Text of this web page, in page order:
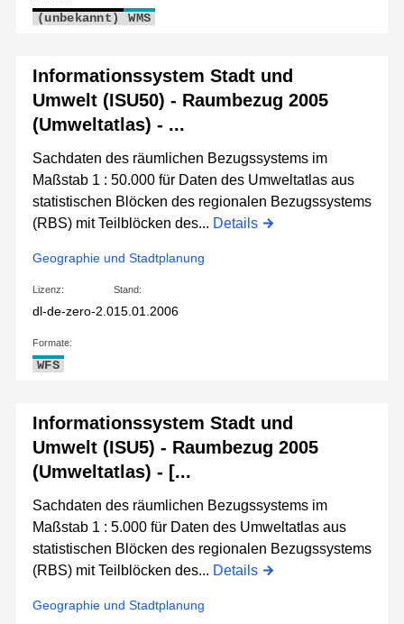
(unbekannt) WMS
Informationssystem Stadt und
Umwelt (ISU50) - Raumbezug 2005
(Umweltatlas) - ...
Sachdaten des räumlichen Bezugssystems im
Maßstab 1 : 50.000 für Daten des Umweltatlas aus
statistischen Blöcken des regionalen Bezugssystems
(RBS) mit Teilblöcken des... Details
Geographie und Stadtplanung
Lizenz:
dl-de-zero-2.0
Stand:
15.01.2006
Formate:
WFS
Informationssystem Stadt und
Umwelt (ISU5) - Raumbezug 2005
(Umweltatlas) - [...
Sachdaten des räumlichen Bezugssystems im
Maßstab 1 : 5.000 für Daten des Umweltatlas aus
statistischen Blöcken des regionalen Bezugssystems
(RBS) mit Teilblöcken des... Details
Geographie und Stadtplanung